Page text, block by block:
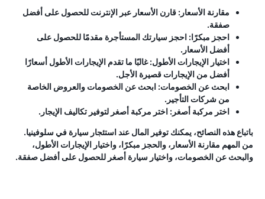
مقارنة الأسعار: قارن الأسعار عبر الإنترنت للحصول على أفضل
صفقة.
احجز مبكرًا: احجز سيارتك المستأجرة مقدمًا للحصول على
أفضل الأسعار.
اختيار الإيجارات الأطول:غالبًا ما تقدم الإيجارات الأطول أسعارًا
أفضل من الإيجارات قصيرة الأجل.
ابحث عن الخصومات: ابحث عن الخصومات والعروض الخاصة
من شركات التأجير.
اختر مركبة أصغر: اختر مركبة أصغر لتوفير تكاليف الإيجار.
باتباع هذه النصائح، يمكنك توفير المال عند استئجار سيارة في سلوفينيا.
من المهم مقارنة الأسعار، والحجز مبكرًا، واختيار الإيجارات الأطول،
والبحث عن الخصومات، واختيار سيارة أصغر للحصول على أفضل صفقة.